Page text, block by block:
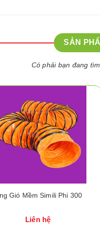
SẢN
Có phải bạn đang
Gió Mềm Simili Phi 300
Liên hệ